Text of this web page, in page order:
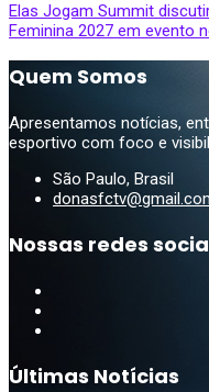
Elas Jogam Summit
Feminina 2027 em evento
Quem Somos
Apresentamos notícias,
esportivo com foco e
São Paulo, Brasil
Nossas redes
Últimas Notícias